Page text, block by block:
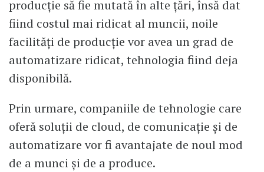
producție să fie mutată în alte țări, însă dat
fiind costul mai ridicat al muncii, noile
facilități de producție vor avea un grad de
automatizare ridicat, tehnologia fiind deja
disponibilă.
Prin urmare, companiile de tehnologie care
oferă soluții de cloud, de comunicație și de
automatizare vor fi avantajate de noul mod
de a munci și de a produce.